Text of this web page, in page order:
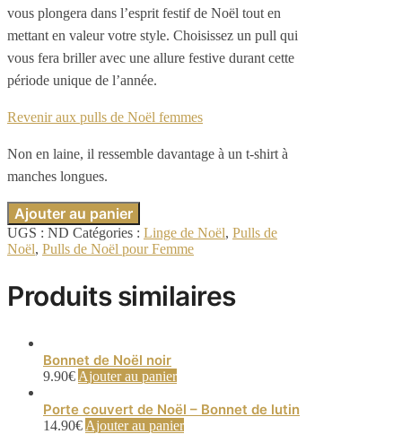
vous plongera dans l’esprit festif de Noël tout en
mettant en valeur votre style. Choisissez un pull qui
vous fera briller avec une allure festive durant cette
période unique de l’année.
Revenir aux pulls de Noël femmes
Non en laine, il ressemble davantage à un t-shirt à
manches longues.
Ajouter au panier
UGS : ND Catégories : Linge de Noël, Pulls de
Noël, Pulls de Noël pour Femme
Produits similaires
Bonnet de Noël noir
9.90€ Ajouter au panier
Porte couvert de Noël – Bonnet de lutin
14.90€ Ajouter au panier